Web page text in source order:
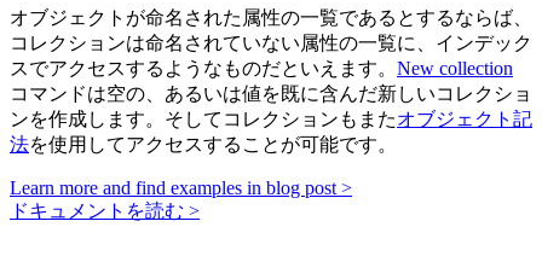
オブジェクトが命名された属性の一覧であるとするならば、
コレクションは命名されていない属性の一覧に、インデック
スでアクセスするようなものだといえます。 New collection
コマンドは空の、あるいは値を既に含んだ新しいコレクショ
ンを作成します。そしてコレクションもまたオブジェクト記
法を使用してアクセスすることが可能です。
Learn more and find examples in blog post >
ドキュメントを読む >